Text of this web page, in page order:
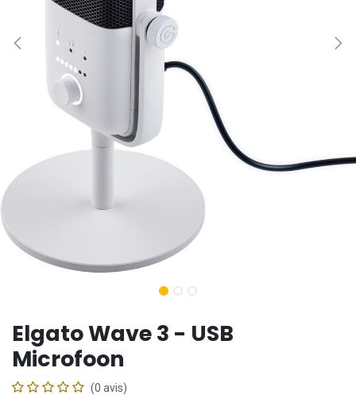
Elgato Wave 3 - USB
Microfoon
(0 avis)